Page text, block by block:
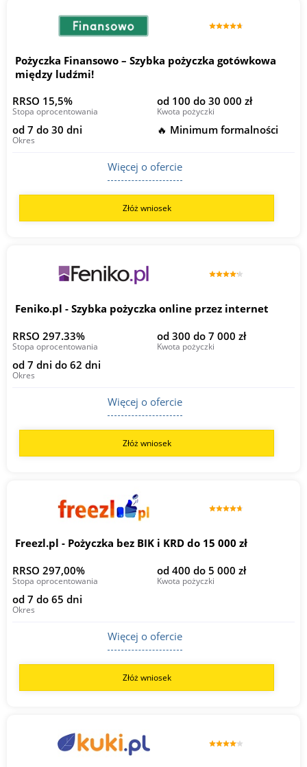
Pożyczka Finansowo – Szybka pożyczka gotówkowa
między ludźmi!
RRSO 15,5%
Stopa oprocentowania
od 100 do 30 000 zł
Kwota pożyczki
od 7 do 30 dni
Okres
🔥 Minimum formalności
Więcej o ofercie
Złóż wniosek
Feniko.pl - Szybka pożyczka online przez internet
RRSO 297.33%
Stopa oprocentowania
od 300 do 7 000 zł
Kwota pożyczki
od 7 dni do 62 dni
Okres
Więcej o ofercie
Złóż wniosek
Freezl.pl - Pożyczka bez BIK i KRD do 15 000 zł
RRSO 297,00%
Stopa oprocentowania
od 400 do 5 000 zł
Kwota pożyczki
od 7 do 65 dni
Okres
Więcej o ofercie
Złóż wniosek